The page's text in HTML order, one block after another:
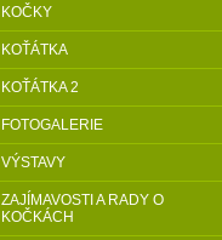
KOČKY
KOŤÁTKA
KOŤÁTKA 2
FOTOGALERIE
VÝSTAVY
ZAJÍMAVOSTI A RADY O
KOČKÁCH